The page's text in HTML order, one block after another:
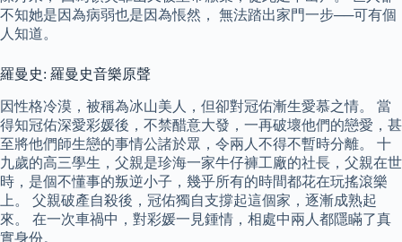
不知她是因為病弱也是因為悵然， 無法踏出家門一步──可有個
人知道。
羅曼史: 羅曼史音樂原聲
因性格冷漠，被稱為冰山美人，但卻對冠佑漸生愛慕之情。 當
得知冠佑深愛彩媛後，不禁醋意大發，一再破壞他們的戀愛，甚
至將他們師生戀的事情公諸於眾，令兩人不得不暫時分離。 十
九歲的高三學生，父親是珍海一家牛仔褲工廠的社長，父親在世
時，是個不懂事的叛逆小子，幾乎所有的時間都花在玩搖滾樂
上。 父親破產自殺後，冠佑獨自支撐起這個家，逐漸成熟起
來。 在一次車禍中，對彩媛一見鍾情，相處中兩人都隱瞞了真
實身份。